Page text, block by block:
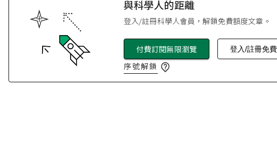
與科學人的距離
登入/註冊科學人會員，解鎖免費額度文章。
付費訂閱無限瀏覽 登入/註冊免
序號解鎖